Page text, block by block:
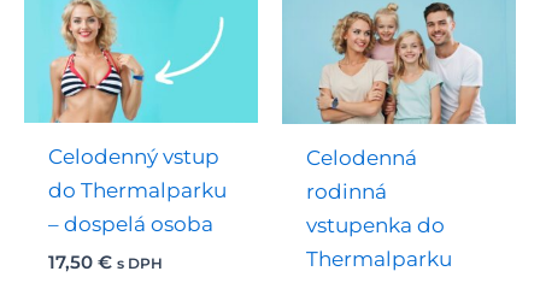
Celodenný vstup
do Thermalparku
– dospelá osoba
17,50€ s DPH
Celodenná
rodinná
vstupenka do
Thermalparku